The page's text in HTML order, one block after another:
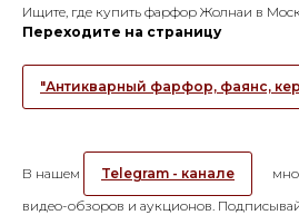
Ищите, где купить фарфор Жолнаи в
Переходите на страницу
"Антикварный фарфор, фаянс,
В нашем Telegram - канале
видео-обзоров и аукционов.